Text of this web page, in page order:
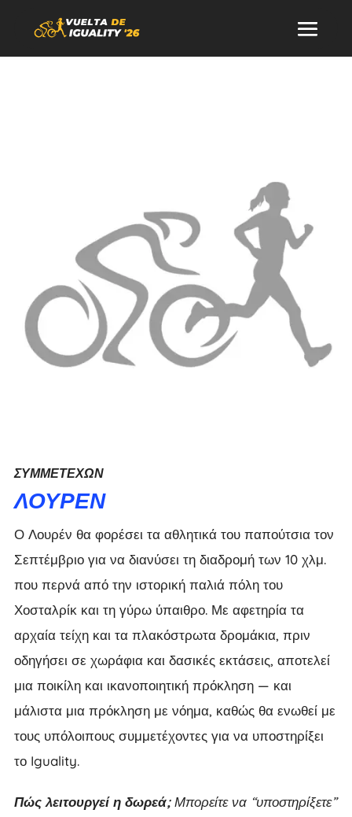
ΣΥΜΜΕΤΈΧΩΝ
ΛΟΥΡΈΝ
Ο Λουρέν θα φορέσει τα αθλητικά του παπούτσια τον
Σεπτέμβριο για να διανύσει τη διαδρομή των 10 χλμ.
που περνά από την ιστορική παλιά πόλη του
Χοσταλρίκ και τη γύρω ύπαιθρο. Με αφετηρία τα
αρχαία τείχη και τα πλακόστρωτα δρομάκια, πριν
οδηγήσει σε χωράφια και δασικές εκτάσεις, αποτελεί
μια ποικίλη και ικανοποιητική πρόκληση — και
μάλιστα μια πρόκληση με νόημα, καθώς θα ενωθεί με
τους υπόλοιπους συμμετέχοντες για να υποστηρίξει
το Iguality.
Πώς λειτουργεί η δωρεά;Μπορείτε να “υποστηρίξετε”